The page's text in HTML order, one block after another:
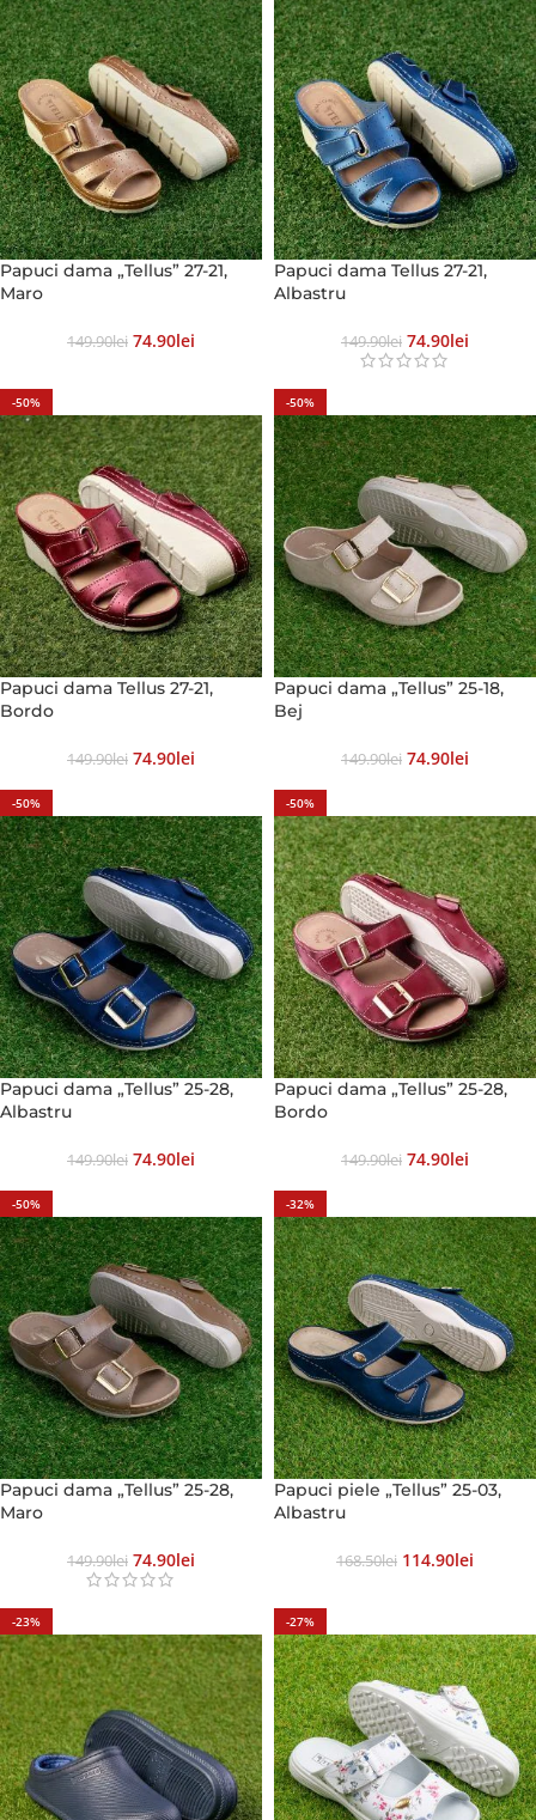
Papuci dama „Tellus” 27-21,
Maro
149.90Lei 74.90Lei
Papuci dama Tellus 27-21,
Albastru
149.90Lei 74.90Lei
-50%
Papuci dama Tellus 27-21,
Bordo
149.90Lei 74.90Lei
-50%
Papuci dama „Tellus” 25-18,
Bej
149.90Lei 74.90Lei
-50%
Papuci dama „Tellus” 25-28,
Albastru
149.90Lei 74.90Lei
-50%
Papuci dama „Tellus” 25-28,
Bordo
149.90Lei 74.90Lei
-50%
Papuci dama „Tellus” 25-28,
Maro
149.90Lei 74.90Lei
-32%
Papuci piele „Tellus” 25-03,
Albastru
168.50Lei 114.90Lei
-23% -27%